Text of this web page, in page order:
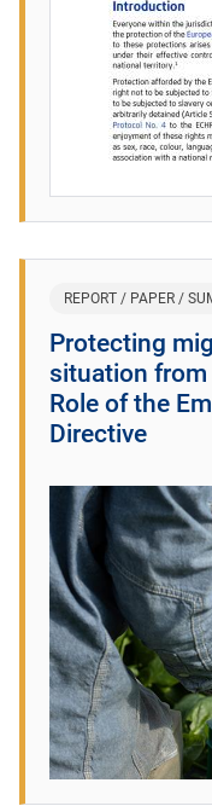
REPORT / PAPER /
Protecting
situation
Role of the
Directive